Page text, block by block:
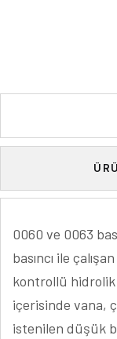
0060 ve 0063
basıncı ile
kontrollü hidrolik
içerisinde vana,
istenilen düşük